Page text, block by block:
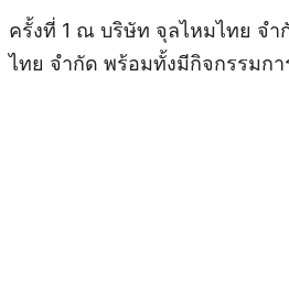
ครั้งที่ 1 ณ บริษัท จุลไหมไทย จำ
ไทย จำกัด พร้อมทั้งมีกิจกรรมกา